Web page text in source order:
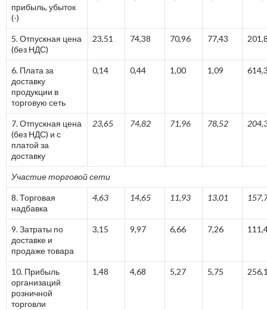
прибыль, убыток
(-)
5. Отпускная цена
(без НДС)
23,51 74,38 70,96 77,43
6. Плата за
доставку
продукции в
торговую сеть
0,14 0,44 1,00 1,09
7. Отпускная цена
(без НДС) и с
платой за
доставку
23,65 74,82 71,96 78,52
Участие торговой сети
8. Торговая
надбавка
4,63 14,65 11,93 13,01
9. Затраты по
доставке и
продаже товара
3,15 9,97 6,66 7,26
10. Прибыль
организаций
розничной
торговли
1,48 4,68 5,27 5,75